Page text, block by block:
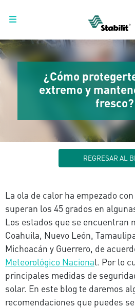
¿Cómo
extremo y
fresco?
REGRESAR AL
La ola de calor ha empezado
superan los 45 grados en
Los estados que se encuentran
Coahuila, Nuevo León,
Michoacán y Guerrero, de
Meteorológico Nacional. Por lo
principales medidas de
solar. En este blog te daremos
recomendaciones que puedes